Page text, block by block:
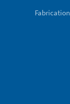
Fabrication